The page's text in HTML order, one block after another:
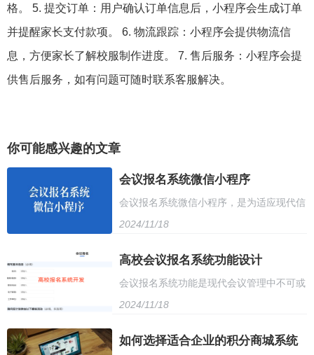
格。 5. 提交订单：用户确认订单信息后，小程序会生成订单
并提醒家长支付款项。 6. 物流跟踪：小程序会提供物流信
息，方便家长了解校服制作进度。 7. 售后服务：小程序会提
供售后服务，如有问题可随时联系客服解决。
你可能感兴趣的文章
会议报名系统微信小程序
会议报名系统微信小程序，是为适应现代信
息化发展而诞生的新型在线报名工具。在这
个小程序中，用户可以轻松完成会议报名的
全过程，无需再通过传统繁琐的纸质或电话
2024/11/18
高校会议报名系统功能设计
会议报名系统功能是现代会议管理中不可或
缺的一部分，它主要服务于参会者的报名、
信息管理和会议组织者的组织协调。首先，
2024/11/18
如何选择适合企业的积分商城系统